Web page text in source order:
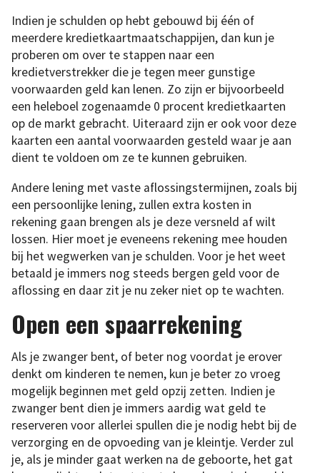
Indien je schulden op hebt gebouwd bij één of
meerdere kredietkaartmaatschappijen, dan kun je
proberen om over te stappen naar een
kredietverstrekker die je tegen meer gunstige
voorwaarden geld kan lenen. Zo zijn er bijvoorbeeld
een heleboel zogenaamde 0 procent kredietkaarten
op de markt gebracht. Uiteraard zijn er ook voor deze
kaarten een aantal voorwaarden gesteld waar je aan
dient te voldoen om ze te kunnen gebruiken.
Andere lening met vaste aflossingstermijnen, zoals bij
een persoonlijke lening, zullen extra kosten in
rekening gaan brengen als je deze versneld af wilt
lossen. Hier moet je eveneens rekening mee houden
bij het wegwerken van je schulden. Voor je het weet
betaald je immers nog steeds bergen geld voor de
aflossing en daar zit je nu zeker niet op te wachten.
Open een spaarrekening
Als je zwanger bent, of beter nog voordat je erover
denkt om kinderen te nemen, kun je beter zo vroeg
mogelijk beginnen met geld opzij zetten. Indien je
zwanger bent dien je immers aardig wat geld te
reserveren voor allerlei spullen die je nodig hebt bij de
verzorging en de opvoeding van je kleintje. Verder zul
je, als je minder gaat werken na de geboorte, het gat